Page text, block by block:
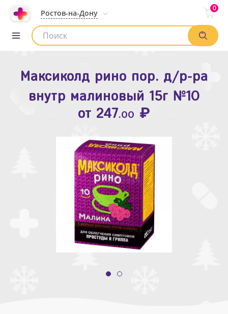
Ростов-на-Дону
0
Список аптек
Максиколд рино пор. д/р-ра
внутр малиновый 15г №10
от 247.00 ₽
Зодак таб. п.п.о. 10мг №10
от109.80 ₽